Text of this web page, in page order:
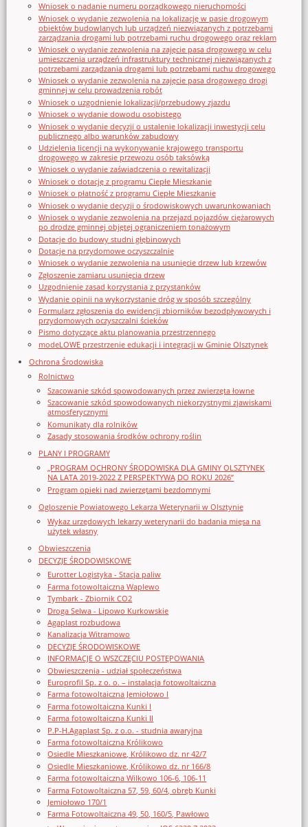
Wniosek o nadanie numeru porządkowego nieruchomości
Wniosek o wydanie zezwolenia na lokalizację w pasie drogowym
obiektów budowlanych lub urządzeń niezwiązanych z potrzebami
zarządzania drogami lub potrzebami ruchu drogowego oraz reklam
Wniosek o wydanie zezwolenia na zajęcie pasa drogowego w celu
umieszczenia urządzeń infrastruktury technicznej niezwiązanych z
potrzebami zarządzania drogami lub potrzebami ruchu drogowego
Wniosek o wydanie zezwolenia na zajęcie pasa drogowego drogi
gminnej w celu prowadzenia robót
Wniosek o uzgodnienie lokalizacji/przebudowy zjazdu
Wniosek o wydanie dowodu osobistego
Wniosek o wydanie decyzji o ustalenie lokalizacji inwestycji celu
publicznego albo warunków zabudowy
Udzielenia licencji na wykonywanie krajowego transportu
drogowego w zakresie przewozu osób taksówką
Wniosek o wydanie zaświadczenia o rewitalizacji
Wniosek o dotację z programu Ciepłe Mieszkanie
Wniosek o płatność z programu Ciepłe Mieszkanie
Wniosek o wydanie decyzji o środowiskowych uwarunkowaniach
Wniosek o wydanie zezwolenia na przejazd pojazdów ciężarowych
po drodze gminnej objętej ograniczeniem tonażowym
Dotacje do budowy studni głębinowych
Dotacje na przydomowe oczyszczalnie
Wniosek o wydanie zezwolenia na usunięcie drzew lub krzewów
Zgłoszenie zamiaru usunięcia drzew
Uzgodnienie zasad korzystania z przystanków
Wydanie opinii na wykorzystanie dróg w sposób szczególny
Formularz zgłoszenia do ewidencji zbiorników bezodpływowych i
przydomowych oczyszczalni ścieków
Pismo dotyczące aktu planowania przestrzennego
modeLOWE przestrzenie edukacji i integracji w Gminie Olsztynek
Ochrona Środowiska
Rolnictwo
Szacowanie szkód spowodowanych przez zwierzęta łowne
Szacowanie szkód spowodowanych niekorzystnymi zjawiskami
atmosferycznymi
Komunikaty dla rolników
Zasady stosowania środków ochrony roślin
PLANY I PROGRAMY
„PROGRAM OCHRONY ŚRODOWISKA DLA GMINY OLSZTYNEK
NA LATA 2019-2022 Z PERSPEKTYWĄ DO ROKU 2026”
Program opieki nad zwierzętami bezdomnymi
Ogloszenie Powiatowego Lekarza Weterynarii w Olsztynie
Wykaz urzędowych lekarzy weterynarii do badania mięsa na
użytek własny
Obwieszczenia
DECYZJE ŚRODOWISKOWE
Eurotter Logistyka - Stacja paliw
Farma fotowoltaiczna Waplewo
Tymbark - Zbiornik CO2
Droga Selwa - Lipowo Kurkowskie
Agaplast rozbudowa
Kanalizacja Witramowo
DECYZJE ŚRODOWISKOWE
INFORMACJE O WSZCZĘCIU POSTĘPOWANIA
Obwieszczenia - udział społeczeństwa
Europrofil Sp. z o. o. – instalacja fotowoltaiczna
Farma fotowoltaiczna Jemiołowo I
Farma fotowoltaiczna Kunki I
Farma fotowoltaiczna Kunki II
P.P-H.Agaplast Sp. z o.o. - studnia awaryjna
Farma fotowoltaiczna Królikowo
Osiedle Mieszkaniowe, Królikowo dz. nr 42/7
Osiedle Mieszkaniowe, Królikowo dz. nr 166/8
Farma fotowoltaiczna Wilkowo 106-6, 106-11
Farma Fotowoltaiczna 57, 59, 60/4, obręb Kunki
Jemiołowo 170/1
Farma Fotowoltaiczna 49, 50, 160/5, Pawłowo